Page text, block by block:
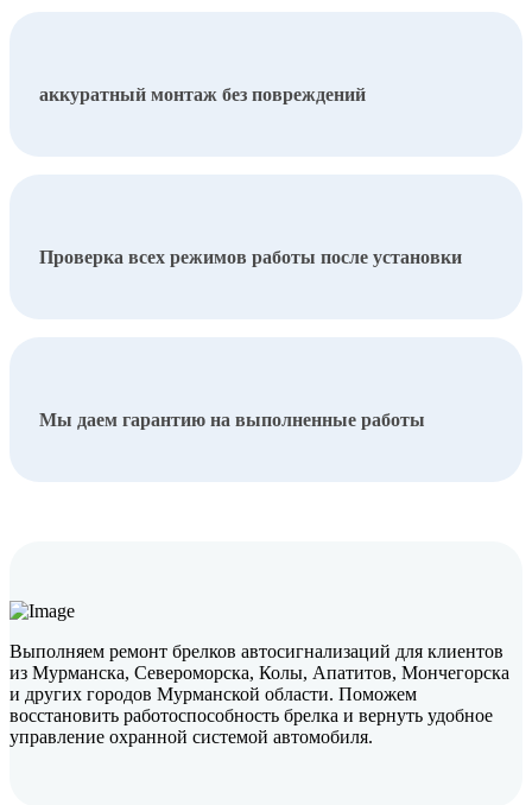
аккуратный монтаж без повреждений
Проверка всех режимов работы после установки
Мы даем гарантию на выполненные работы
Выполняем ремонт брелков автосигнализаций для клиентов
из Мурманска, Североморска, Колы, Апатитов, Мончегорска
и других городов Мурманской области. Поможем
восстановить работоспособность брелка и вернуть удобное
управление охранной системой автомобиля.